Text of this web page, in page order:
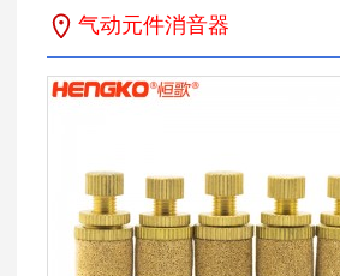
气动元件消音器